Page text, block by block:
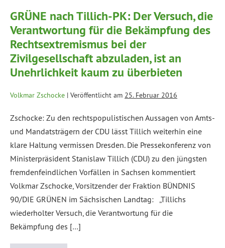
GRÜNE nach Tillich-PK: Der Versuch, die
Verantwortung für die Bekämpfung des
Rechtsextremismus bei der
Zivilgesellschaft abzuladen, ist an
Unehrlichkeit kaum zu überbieten
Volkmar Zschocke | Veröffentlicht am 25. Februar 2016
Zschocke: Zu den rechtspopulistischen Aussagen von Amts-
und Mandatsträgern der CDU lässt Tillich weiterhin eine
klare Haltung vermissen Dresden. Die Pressekonferenz von
Ministerpräsident Stanislaw Tillich (CDU) zu den jüngsten
fremdenfeindlichen Vorfällen in Sachsen kommentiert
Volkmar Zschocke, Vorsitzender der Fraktion BÜNDNIS
90/DIE GRÜNEN im Sächsischen Landtag: „Tillichs
wiederholter Versuch, die Verantwortung für die
Bekämpfung des […]